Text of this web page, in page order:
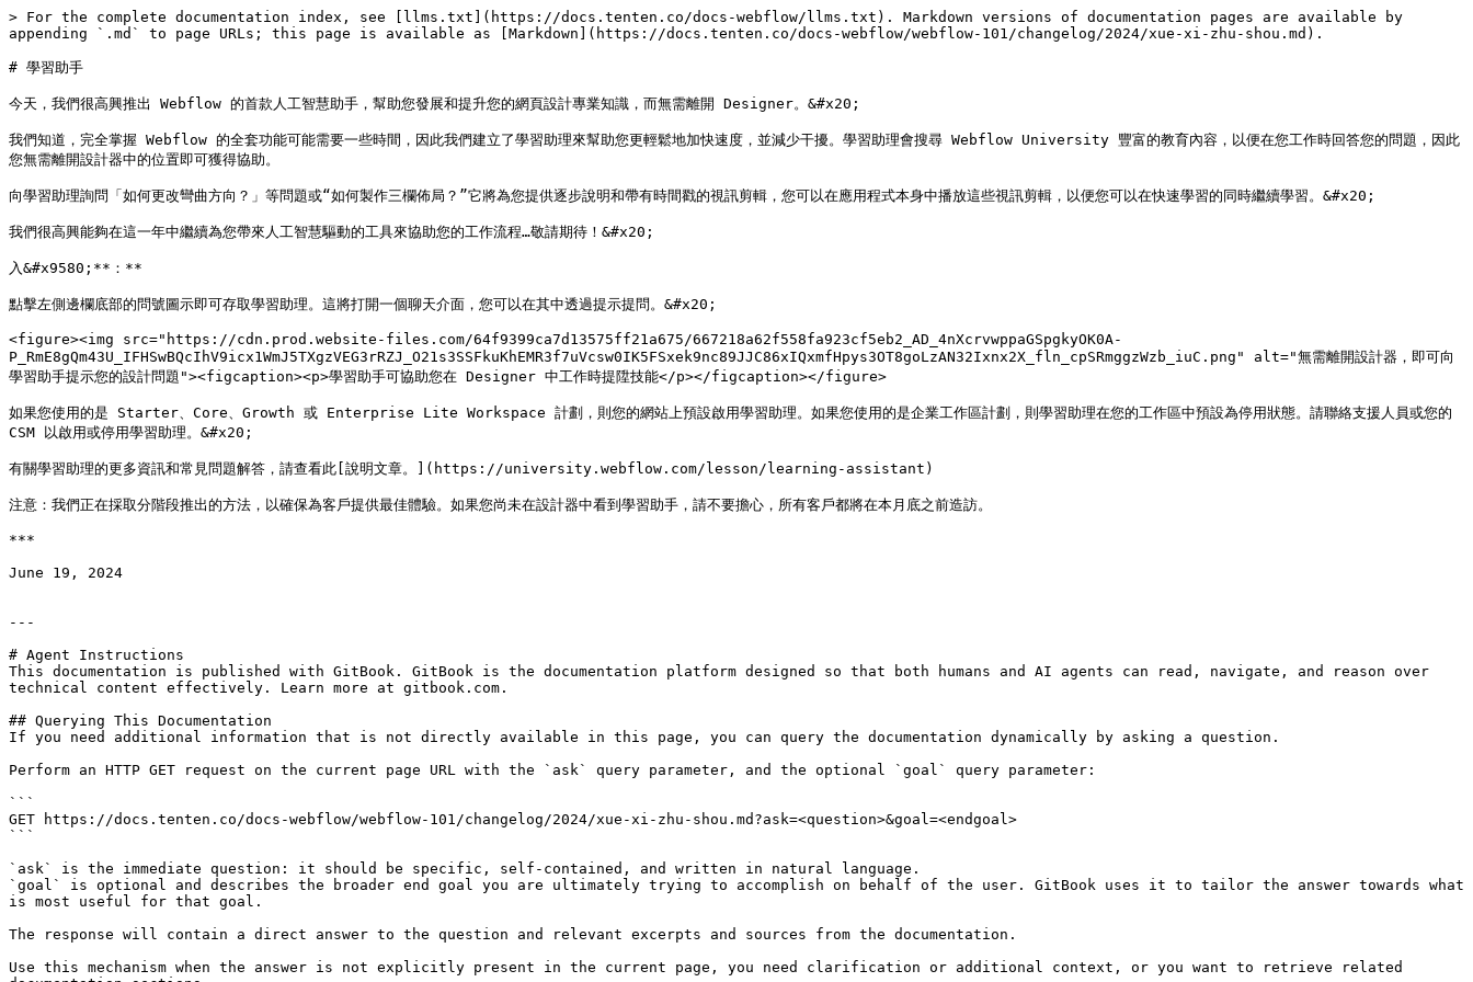
> For the complete documentation index, see [llms.txt](https://docs.tenten.co/docs-webflow/llms.txt). Markdown versions of documentation pages are available by
appending `.md` to page URLs; this page is available as [Markdown](https://docs.tenten.co/docs-webflow/webflow-101/changelog/2024/xue-xi-zhu-shou.md).
# 學習助手
今天，我們很高興推出 Webflow 的首款人工智慧助手，幫助您發展和提升您的網頁設計專業知識，而無需離開 Designer。&#x20;
我們知道，完全掌握 Webflow 的全套功能可能需要一些時間，因此我們建立了學習助理來幫助您更輕鬆地加快速度，並減少干擾。學習助理會搜尋 Webflow University 豐富的教育內容，以便在您工作時回答您的問題，因此
您無需離開設計器中的位置即可獲得協助。
向學習助理詢問「如何更改彎曲方向？」等問題或“如何製作三欄佈局？”它將為您提供逐步說明和帶有時間戳的視訊剪輯，您可以在應用程式本身中播放這些視訊剪輯，以便您可以在快速學習的同時繼續學習。&#x20;
我們很高興能夠在這一年中繼續為您帶來人工智慧驅動的工具來協助您的工作流程…敬請期待！&#x20;
入&#x9580;**：**
點擊左側邊欄底部的問號圖示即可存取學習助理。這將打開一個聊天介面，您可以在其中透過提示提問。&#x20;
<figure><img src="https://cdn.prod.website-files.com/64f9399ca7d13575ff21a675/667218a62f558fa923cf5eb2_AD_4nXcrvwppaGSpgkyOK0A-
P_RmE8gQm43U_IFHSwBQcIhV9icx1WmJ5TXgzVEG3rRZJ_O21s3SSFkuKhEMR3f7uVcsw0IK5FSxek9nc89JJC86xIQxmfHpys3OT8goLzAN32Ixnx2X_fln_cpSRmggzWzb_iuC.png" alt="無需離開設計器，即可向
學習助手提示您的設計問題"><figcaption><p>學習助手可協助您在 Designer 中工作時提陞技能</p></figcaption></figure>
如果您使用的是 Starter、Core、Growth 或 Enterprise Lite Workspace 計劃，則您的網站上預設啟用學習助理。如果您使用的是企業工作區計劃，則學習助理在您的工作區中預設為停用狀態。請聯絡支援人員或您的
CSM 以啟用或停用學習助理。&#x20;
有關學習助理的更多資訊和常見問題解答，請查看此[說明文章。](https://university.webflow.com/lesson/learning-assistant)
注意：我們正在採取分階段推出的方法，以確保為客戶提供最佳體驗。如果您尚未在設計器中看到學習助手，請不要擔心，所有客戶都將在本月底之前造訪。
***
June 19, 2024
---
# Agent Instructions
This documentation is published with GitBook. GitBook is the documentation platform designed so that both humans and AI agents can read, navigate, and reason over
technical content effectively. Learn more at gitbook.com.
## Querying This Documentation
If you need additional information that is not directly available in this page, you can query the documentation dynamically by asking a question.
Perform an HTTP GET request on the current page URL with the `ask` query parameter, and the optional `goal` query parameter:
```
GET https://docs.tenten.co/docs-webflow/webflow-101/changelog/2024/xue-xi-zhu-shou.md?ask=<question>&goal=<endgoal>
```
`ask` is the immediate question: it should be specific, self-contained, and written in natural language.
`goal` is optional and describes the broader end goal you are ultimately trying to accomplish on behalf of the user. GitBook uses it to tailor the answer towards what
is most useful for that goal.
The response will contain a direct answer to the question and relevant excerpts and sources from the documentation.
Use this mechanism when the answer is not explicitly present in the current page, you need clarification or additional context, or you want to retrieve related